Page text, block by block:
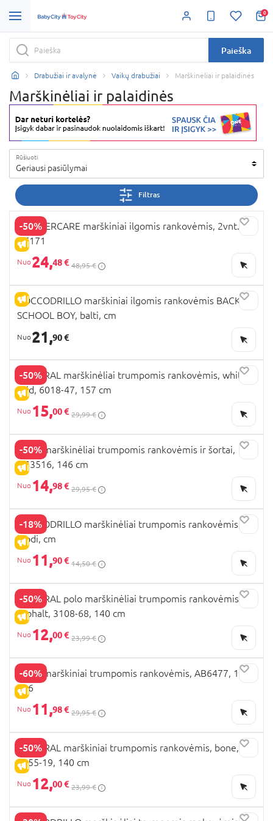
0
Paieška
Drabužiai ir avalynė Vaikų drabužiai Marškinėliai ir palaidinės
Marškinėliai ir palaidinės
Rūšiuoti
Geriausi pasiūlymai
Filtras
-50%
IŠPARDAVIMAS
MOTHERCARE marškiniai ilgomis rankovėmis, 2vnt.,
HE171
24,48 € 48,95 €
IŠPARDAVIMAS
COCCODRILLO marškiniai ilgomis rankovėmis BACK TO
SCHOOL BOY, balti, cm
21,90 €
-50%
IŠPARDAVIMAS
MAYORAL marškinėliai trumpomis rankovėmis, white-
acid, 6018-47, 157 cm
15,00 € 29,99 €
-50%
IŠPARDAVIMAS
NEXT marškinėliai trumpomis rankovėmis ir šortai,
AG3516, 146 cm
14,98 € 29,95 €
-18%
IŠPARDAVIMAS
COCCODRILLO marškinėliai trumpomis rankovėmis,
juodi, cm
11,90 € 14,50 €
-50%
IŠPARDAVIMAS
MAYORAL polo marškinėliai trumpomis rankovėmis,
asphalt, 3108-68, 140 cm
12,00 € 23,99 €
-60%
IŠPARDAVIMAS
NEXT marškiniai trumpomis rankovėmis, AB6477, 110-
116
11,98 € 29,95 €
-50%
IŠPARDAVIMAS
MAYORAL marškiniai trumpomis rankovėmis, bone,
3055-19, 140 cm
12,00 € 23,99 €